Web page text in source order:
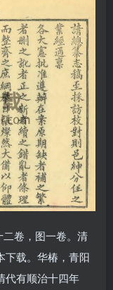
二卷，图一卷。清
下载。华椿，青阳
代有顺治十四年